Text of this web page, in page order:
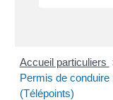
Accueil particuliers
Permis de
(Télépoints)